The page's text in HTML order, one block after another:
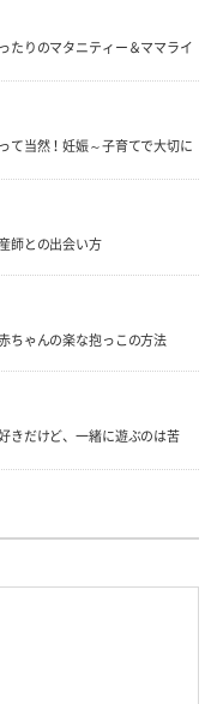
たりのマタニティー＆ママライ
て当然！妊娠～子育てで大切に
師との出会い方
ちゃんの楽な抱っこの方法
きだけど、一緒に遊ぶのは苦